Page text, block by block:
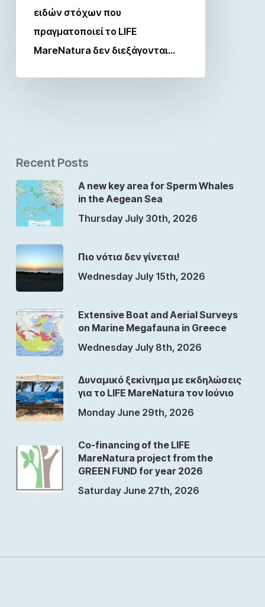
ειδών στόχων που
πραγματοποιεί το LIFE
MareNatura δεν διεξάγονται…
Recent Posts
A new key area for Sperm Whales
in the Aegean Sea
Thursday July 30th, 2026
Πιο νότια δεν γίνεται!
Wednesday July 15th, 2026
Extensive Boat and Aerial Surveys
on Marine Megafauna in Greece
Wednesday July 8th, 2026
Δυναμικό ξεκίνημα με εκδηλώσεις
για το LIFE MareNatura τον Ιούνιο
Monday June 29th, 2026
Co-financing of the LIFE
MareNatura project from the
GREEN FUND for year 2026
Saturday June 27th, 2026